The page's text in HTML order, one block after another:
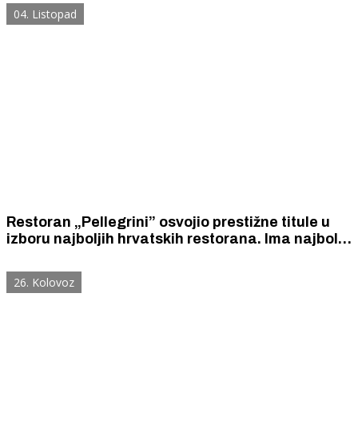
na šibensku gastronomiju i kulinarstvo.
04. Listopad
Restoran „Pellegrini” osvojio prestižne titule u
izboru najboljih hrvatskih restorana. Ima najbolju
najboljeg mladog chefa.
26. Kolovoz